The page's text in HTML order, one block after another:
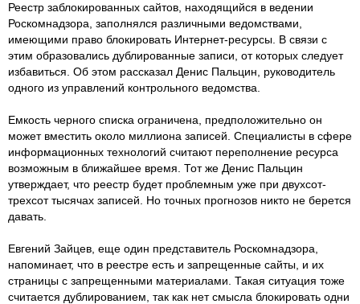
Реестр заблокированных сайтов, находящийся в ведении
Роскомнадзора, заполнялся различными ведомствами,
имеющими право блокировать Интернет-ресурсы. В связи с
этим образовались дублированные записи, от которых следует
избавиться. Об этом рассказал Денис Пальцин, руководитель
одного из управлений контрольного ведомства.
Емкость черного списка ограничена, предположительно он
может вместить около миллиона записей. Специалисты в сфере
информационных технологий считают переполнение ресурса
возможным в ближайшее время. Тот же Денис Пальцин
утверждает, что реестр будет проблемным уже при двухсот-
трехсот тысячах записей. Но точных прогнозов никто не берется
давать.
Евгений Зайцев, еще один представитель Роскомнадзора,
напоминает, что в реестре есть и запрещенные сайты, и их
страницы с запрещенными материалами. Такая ситуация тоже
считается дублированием, так как нет смысла блокировать одни